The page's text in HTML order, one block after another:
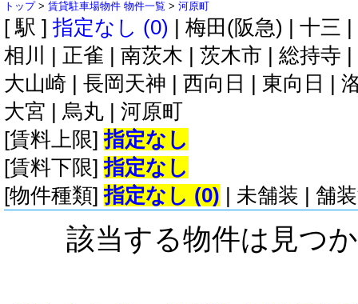
トップ> 賃貸駐車場物件 物件一覧 > 河原町
[ 駅 ] 指定なし (0) 梅田(阪急) 十三
相川
正雀 南茨木 茨木市 総持寺
大山崎
長岡天神 西向日 東向日
大宮
烏丸
河原町
[賃料上限]指定なし
[賃料下限]指定なし
[物件種類]指定なし (0) 未舗装 舗
該当する物件は見つ